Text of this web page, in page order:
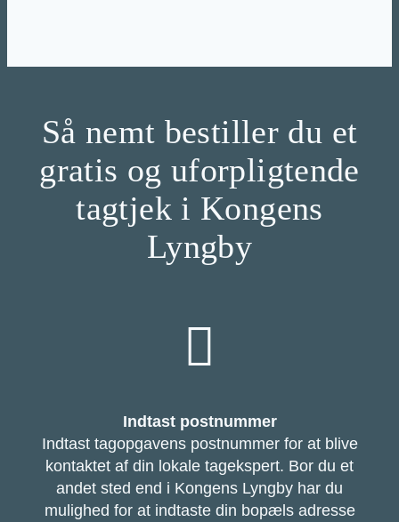
Så nemt bestiller du et
gratis og uforpligtende
tagtjek i Kongens
Lyngby
Indtast postnummer
Indtast tagopgavens postnummer for at blive
kontaktet af din lokale tagekspert. Bor du et
andet sted end i Kongens Lyngby har du
mulighed for at indtaste din bopæls adresse